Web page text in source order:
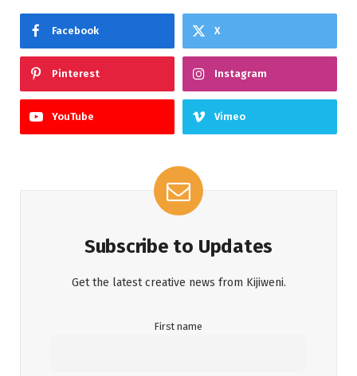
Facebook X
Pinterest Instagram
YouTube Vimeo
Subscribe to Updates
Get the latest creative news from Kijiweni.
First name